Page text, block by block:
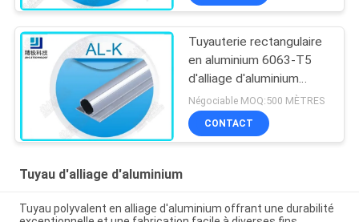
Tuyauterie rectangulaire
en aluminium 6063-T5
d'alliage d'aluminium
bride sans couture de
tuyau de double
Négociable MOQ:500 MÈTRES
CONTACT
Tuyau d'alliage d'aluminium
Tuyau polyvalent en alliage d'aluminium offrant une durabilité